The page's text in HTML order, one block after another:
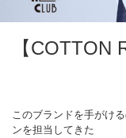
【COTTON
このブランドを手がけ
ンを担当してきた